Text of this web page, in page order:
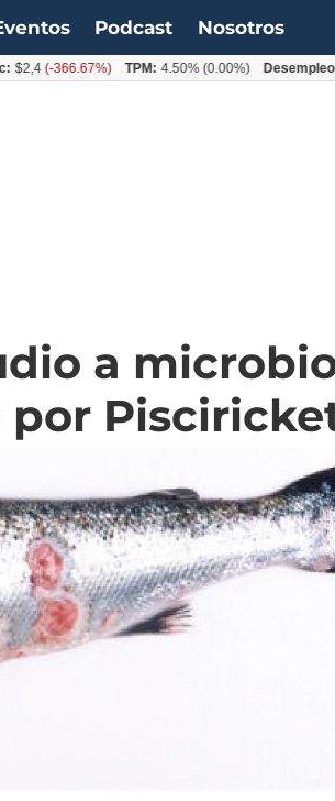
Podcast Nosotros
a
366.67%) TPM: 4.50%(0.00%) Desempleo: 9.44%